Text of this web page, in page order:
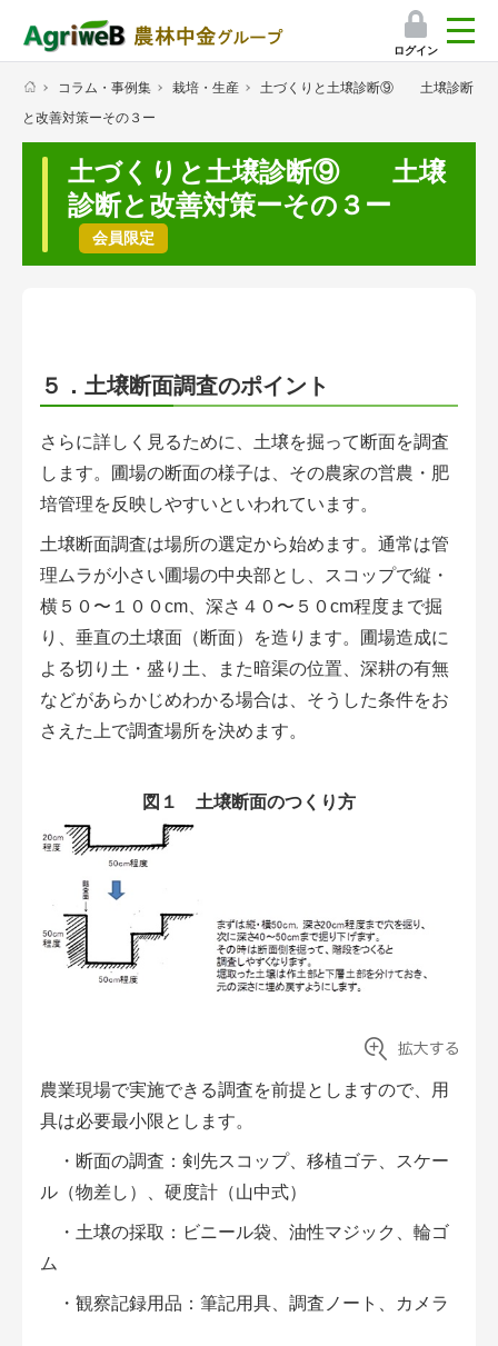
ログイン
検索
マイページ
プレミアムサービス
挑戦者たちの奮闘記
会員登録無料 アグリウェブの使い方
AgriweBダイレクトメッセージ
イベント・プロジェクト掲示板
経営アシストチャット
相談できる専門家一覧
アクション別メニュー
コラム・事例集
農業一問一答
基礎知識
コラム・事例集 栽培・生産
土づくりと土壌診断⑨ 土壌診断
と改善対策ーその３ー
土づくりと土壌診断⑨ 土壌
診断と改善対策ーその３ー
会員限定
５．土壌断面調査のポイント
さらに詳しく見るために、土壌を掘って断面を調査
します。圃場の断面の様子は、その農家の営農・肥
培管理を反映しやすいといわれています。
土壌断面調査は場所の選定から始めます。通常は管
理ムラが小さい圃場の中央部とし、スコップで縦・
横５０〜１００cm 、深さ４０〜５０cm程度まで掘
り、垂直の土壌面（断面）を造ります。圃場造成に
よる切り土・盛り土、また暗渠の位置、深耕の有無
などがあらかじめわかる場合は、そうした条件をお
さえた上で調査場所を決めます。
図１ 土壌断面のつくり方
農業現場で実施できる調査を前提としますので、用
具は必要最小限とします。
・断面の調査：剣先スコップ、移植ゴテ、スケー
ル（物差し）、硬度計（山中式）
・土壌の採取：ビニール袋、油性マジック、輪ゴ
ム
・観察記録用品：筆記用具、調査ノート、カメラ